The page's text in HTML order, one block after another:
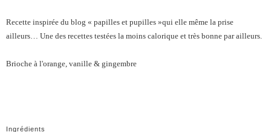
Recette inspirée du blog « papilles et pupilles »qui elle même la prise
ailleurs… Une des recettes testées la moins calorique et très bonne par ailleurs.
Brioche à l'orange, vanille & gingembre
Ingrédients